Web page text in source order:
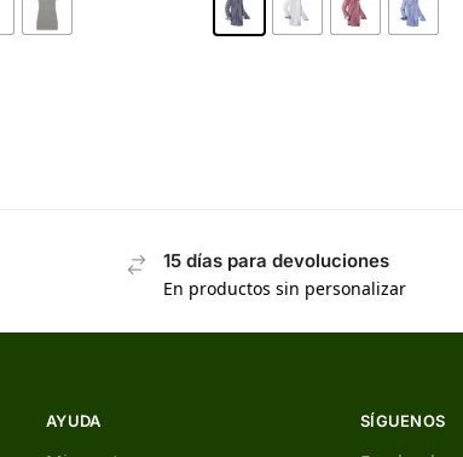
15 días para devoluciones
En productos sin personalizar
AYUDA SÍGUENOS